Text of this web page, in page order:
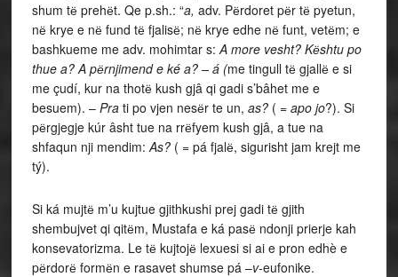
shum tё prehёt. Qe p.sh.: “a, adv. Pёrdoret pёr tё pyetun,
nё krye e nё fund tё fjalisё; nё krye edhe nё funt, vetёm; e
bashkueme me adv. mohimtar s:A more vesht? Kёshtu po
thue a? A pёrnjimend e ké a? – á (me tingull tё gjallё e si
me çudí, kur na thotё kush gjâ qi gadi s’bâhet me e
besuem). – Pra ti po vjen nesёr te un, as? ( = apo jo?). Si
pёrgjegje kúr âsht tue na rrёfyem kush gjâ, a tue na
shfaqun nji mendim:As? ( = pá fjalё, sigurisht jam krejt me
tý).
Si ká mujtё m’u kujtue gjithkushi prej gadi tё gjith
shembujvet qi qitёm, Mustafa e ká pasё ndonji prierje kah
konsevatorizma. Le tё kujtojё lexuesi si ai e pron edhè e
pёrdorё formёn e rasavet shumse pá –v-eufonike.